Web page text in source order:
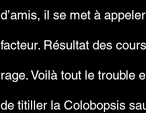
d’amis, il se met à
facteur. Résultat des
rage. Voilà tout le trouble
de titiller la Colobopsis